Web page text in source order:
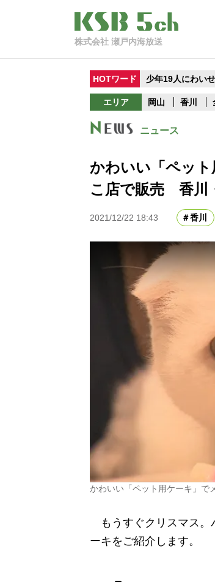
株式会社 瀬戸内海放送
HOTワード 少年19人にわい
エリア 岡山 香川
ニュース
かわいい「ペッ
こ店で販売 香川
2021/12/22 18:43 香川
かわいい「ペット用ケーキ」
もうすぐクリスマス。
ーキをご紹介します。